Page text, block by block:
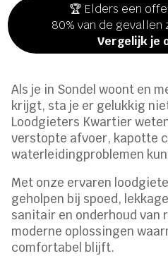
🏆 Elders een
80% van de gevallen
Vergelijk je
Als je in Sondel woont en
krijgt, sta je er gelukkig
Loodgieters Kwartier
verstopte afvoer, kapotte
waterleidingproblemen
Met onze ervaren
geholpen bij spoed,
sanitair en onderhoud van
moderne oplossingen
comfortabel blijft.